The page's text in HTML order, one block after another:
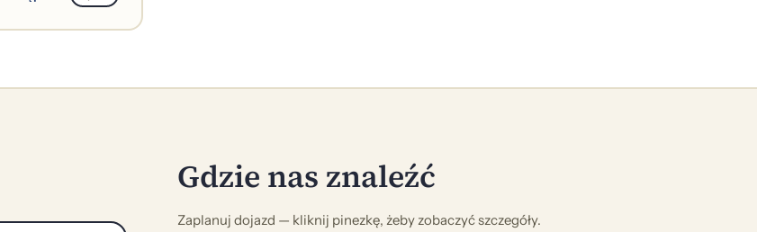
Gdzie nas znaleźć
Zaplanuj dojazd — kliknij pinezkę, żeby zobaczyć szczegóły.